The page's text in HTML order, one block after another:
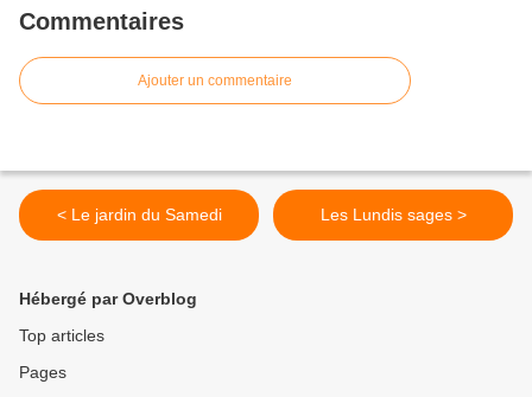
Commentaires
Ajouter un commentaire
< Le jardin du Samedi Les Lundis sages >
Hébergé par Overblog
Top articles
Pages